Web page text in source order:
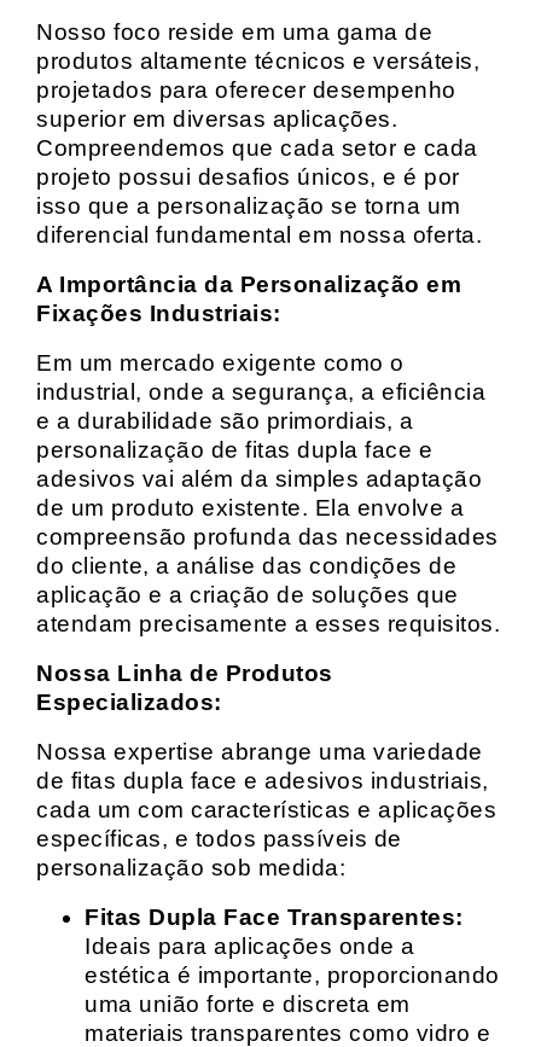
Nosso foco reside em uma gama de
produtos altamente técnicos e versáteis,
projetados para oferecer desempenho
superior em diversas aplicações.
Compreendemos que cada setor e cada
projeto possui desafios únicos, e é por
isso que a personalização se torna um
diferencial fundamental em nossa oferta.
A Importância da Personalização em
Fixações Industriais:
Em um mercado exigente como o
industrial, onde a segurança, a eficiência
e a durabilidade são primordiais, a
personalização de fitas dupla face e
adesivos vai além da simples adaptação
de um produto existente. Ela envolve a
compreensão profunda das necessidades
do cliente, a análise das condições de
aplicação e a criação de soluções que
atendam precisamente a esses requisitos.
Nossa Linha de Produtos
Especializados:
Nossa expertise abrange uma variedade
de fitas dupla face e adesivos industriais,
cada um com características e aplicações
específicas, e todos passíveis de
personalização sob medida:
Fitas Dupla Face Transparentes:
Ideais para aplicações onde a
estética é importante, proporcionando
uma união forte e discreta em
materiais transparentes como vidro e